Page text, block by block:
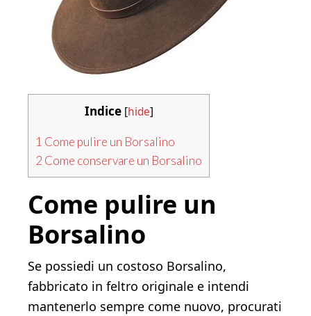
Indice [hide]
1 Come pulire un Borsalino
2 Come conservare un Borsalino
Come pulire un
Borsalino
Se possiedi un costoso Borsalino,
fabbricato in feltro originale e intendi
mantenerlo sempre come nuovo, procurati